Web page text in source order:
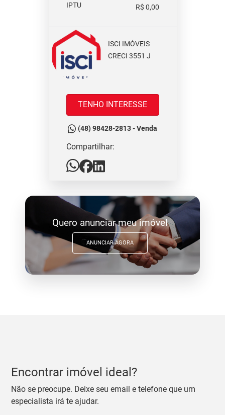
IPTU
R$ 0,00
ISCI IMÓVEIS
CRECI 3551 J
TENHO INTERESSE
(48) 98428-2813 - Venda
Compartilhar:
Quero anunciar meu imóvel
ANUNCIAR AGORA
Encontrar imóvel ideal?
Não se preocupe. Deixe seu email e telefone que um
especialista irá te ajudar.